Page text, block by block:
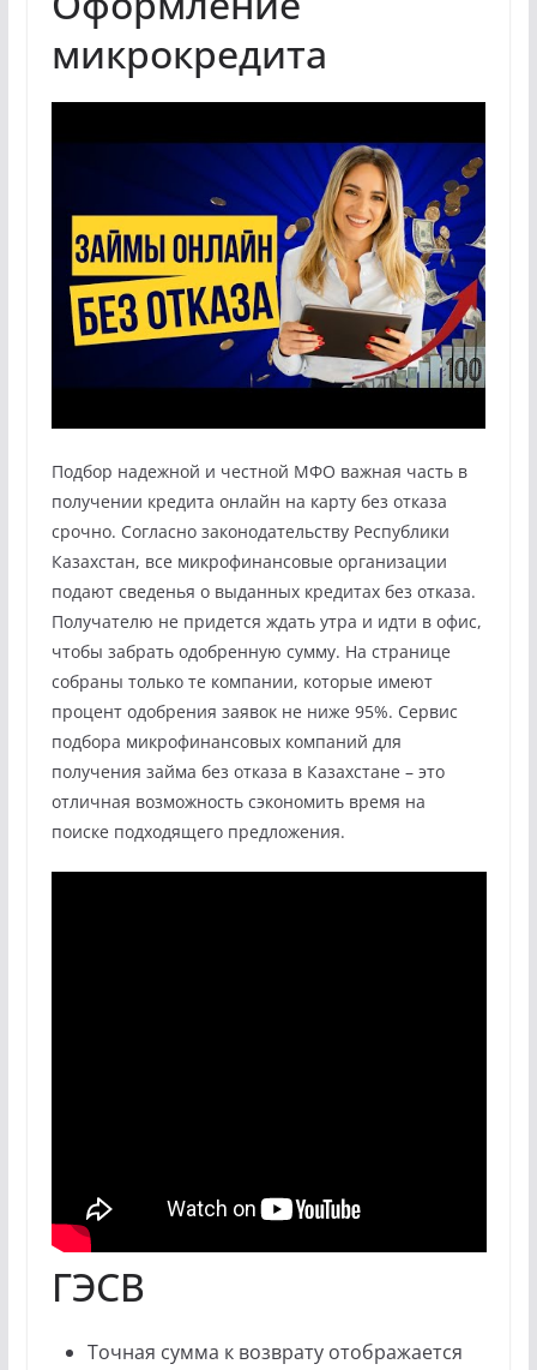
микрокредита
Подбор надежной и честной МФО важная часть в
получении кредита онлайн на карту без отказа
срочно. Согласно законодательству Республики
Казахстан, все микрофинансовые организации
подают сведенья о выданных кредитах без отказа.
Получателю не придется ждать утра и идти в офис,
чтобы забрать одобренную сумму. На странице
собраны только те компании, которые имеют
процент одобрения заявок не ниже 95%. Сервис
подбора микрофинансовых компаний для
получения займа без отказа в Казахстане – это
отличная возможность сэкономить время на
поиске подходящего предложения.
ГЭСВ
Точная сумма к возврату отображается